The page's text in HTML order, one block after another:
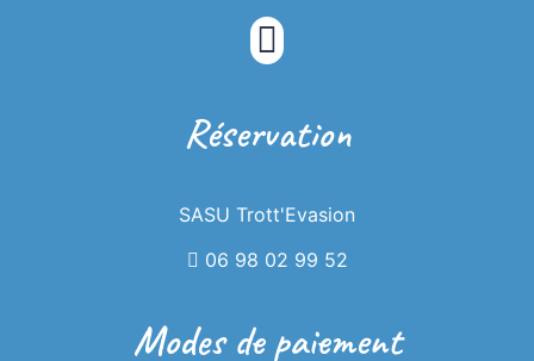
Partir en balade avec une trottinette pas
tout terrain à la découverte de notre beau
Réservation
SASU Trott'Evasion
06 98 02 99 52
Modes de paiement